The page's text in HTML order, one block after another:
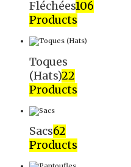
Fléchées106
Products
Toques
(Hats)22
Products
Sacs62
Products